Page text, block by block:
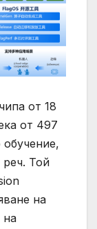
от 18
от 497
реч. Той
на
на